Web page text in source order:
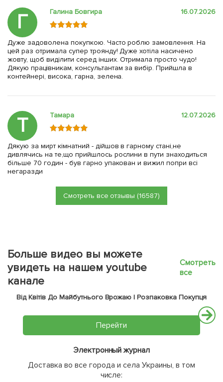
Г Галина Бовгира 16.07.2026
Дуже задоволена покупкою. Часто роблю замовлення. На
цей раз отримала супер троянду! Дуже хотіла насичено
жовту, щоб виділити серед інших. Отримала просто чудо!
Дякую працівникам, консультантам за вибір. Прийшла в
контейнері, висока, гарна, зелена.
Т Тамара 12.07.2026
Дякую за мирт кімнатний - дійшов в гарному стані,не
дивлячись на те,що прийшлось рослини в пути знаходиться
більше 70 годин - був гарно упакован и вижил попри всі
негаразди
Смотреть все отзывы (16587)
Больше видео вы можете
увидеть на нашем youtube
канале
Смотреть
все
Від Квітів До Майбутнього Врожаю | Розпаковка Покупця
Перейти
Электронный журнал
Доставка во все города и села Украины, в том
числе: